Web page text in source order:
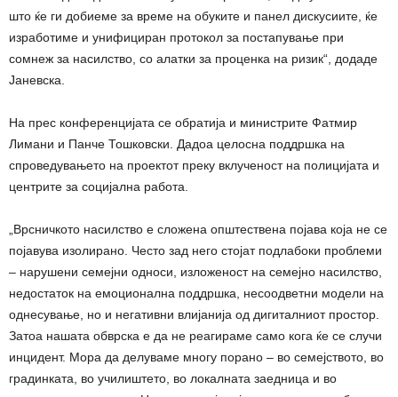
што ќе ги добиеме за време на обуките и панел дискусиите, ќе
изработиме и унифициран протокол за постапување при
сомнеж за насилство, со алатки за проценка на ризик“, додаде
Јаневска.
На прес конференцијата се обратија и министрите Фатмир
Лимани и Панче Тошковски. Дадоа целосна поддршка на
спроведувањето на проектот преку вклученост на полицијата и
центрите за социјална работа.
„Врсничкото насилство е сложена општествена појава која не се
појавува изолирано. Често зад него стојат подлабоки проблеми
– нарушени семејни односи, изложеност на семејно насилство,
недостаток на емоционална поддршка, несоодветни модели на
однесување, но и негативни влијанија од дигиталниот простор.
Затоа нашата обврска е да не реагираме само кога ќе се случи
инцидент. Мора да делуваме многу порано – во семејството, во
градинката, во училиштето, во локалната заедница и во